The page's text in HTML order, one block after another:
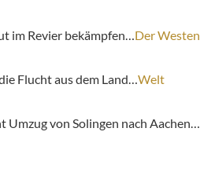
im Revier bekämpfen…Der Westen
Flucht aus dem Land…Welt
Umzug von Solingen nach Aachen…